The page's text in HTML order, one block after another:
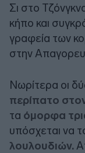
Σι στο
κήπο και
γραφεία των
στην
Νωρίτερα οι
περίπατο
τα όμορφα
υπόσχεται να
λουλουδιών.